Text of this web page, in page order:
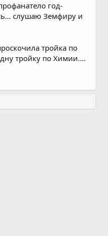
год-
слушаю Земфиру и
тройка по
тройку по Химии....